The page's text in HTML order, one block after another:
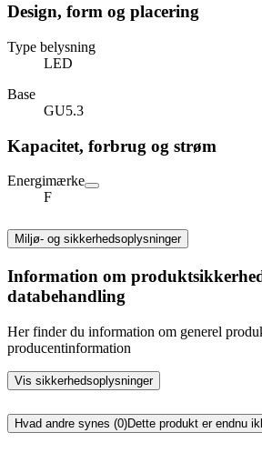
Design, form og placering
Type belysning
LED
Base
GU5.3
Kapacitet, forbrug og strøm
Energimærke
F
Miljø- og sikkerhedsoplysninger
Information om
databehandling
Her finder du information om generel
producentinformation
Vis sikkerhedsoplysninger
Hvad andre synes (0)Dette produkt er endnu